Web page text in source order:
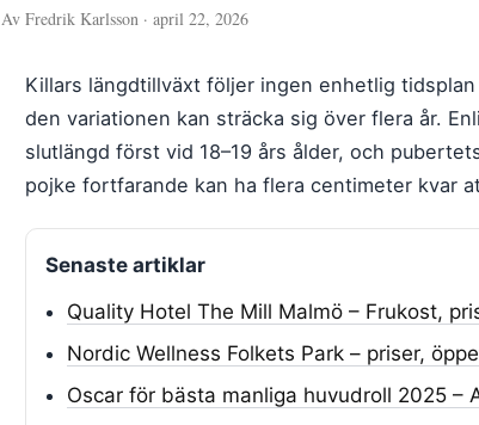
Av Fredrik Karlsson · april 22, 2026
Killars längdtillväxt följer ingen enhetlig
den variationen kan sträcka sig över flera år.
slutlängd först vid 18–19 års ålder, och
pojke fortfarande kan ha flera centimeter kvar
Senaste artiklar
Quality Hotel The Mill Malmö – Frukost,
Nordic Wellness Folkets Park – priser,
Oscar för bästa manliga huvudroll 2025 –